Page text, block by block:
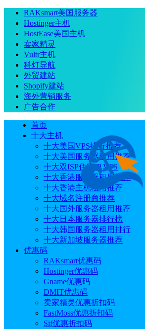
RAKsmart美国服务器
Hostinger主机
HostEase美国主机
卖家精灵
Vultr主机
科灯导航
外贸建站
Shopify建站
海外营销服务
广告合作
首页
十大主机
十大美国VPS排行推荐
十大美国服务器租用推荐
十大双ISP住宅IP VPS
十大香港服务器租用推荐
十大香港主机租用推荐
十大域名注册商推荐
十大国外服务器租用推荐
十大日本服务器排行榜
十大韩国服务器租用排行
十大新加坡服务器推荐
优惠码
RAKsmart优惠码
Hostinger优惠码
Gname优惠码
DMIT优惠码
卖家精灵优惠折扣码
FastMoss优惠折扣码
Sif优惠折扣码
当前位置：首页 服务器技术 云服务器
及原因排查步骤